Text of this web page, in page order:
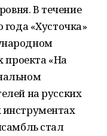
В течение
«Хусточка»
проекта «На
на русских
стал